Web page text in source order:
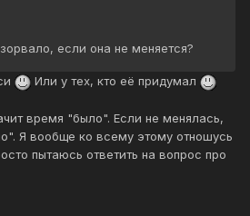
если она не меняется?
Или у тех, кто её придумал
время "было". Если не менялась,
Я вообще ко всему этому отношусь
пытаюсь ответить на вопрос про